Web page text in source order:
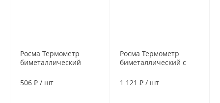
Росма Термометр
биметаллический
Dn 63 мм, 120°С
506 ₽ / шт
Росма Термометр
биметаллический с
80 мм, 120°С, гильза 64
1 121 ₽ / шт